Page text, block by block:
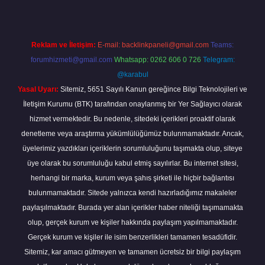
Reklam ve İletişim: E-mail: backlinkpaneli@gmail.com Teams:
forumhizmeti@gmail.com Whatsapp: 0262 606 0 726 Telegram:
@karabul
Yasal Uyarı: Sitemiz, 5651 Sayılı Kanun gereğince Bilgi Teknolojileri ve
İletişim Kurumu (BTK) tarafından onaylanmış bir Yer Sağlayıcı olarak
hizmet vermektedir. Bu nedenle, sitedeki içerikleri proaktif olarak
denetleme veya araştırma yükümlülüğümüz bulunmamaktadır. Ancak,
üyelerimiz yazdıkları içeriklerin sorumluluğunu taşımakta olup, siteye
üye olarak bu sorumluluğu kabul etmiş sayılırlar. Bu internet sitesi,
herhangi bir marka, kurum veya şahıs şirketi ile hiçbir bağlantısı
bulunmamaktadır. Sitede yalnızca kendi hazırladığımız makaleler
paylaşılmaktadır. Burada yer alan içerikler haber niteliği taşımamakta
olup, gerçek kurum ve kişiler hakkında paylaşım yapılmamaktadır.
Gerçek kurum ve kişiler ile isim benzerlikleri tamamen tesadüfidir.
Sitemiz, kar amacı gütmeyen ve tamamen ücretsiz bir bilgi paylaşım